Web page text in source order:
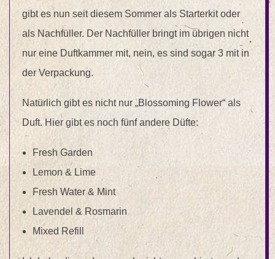
gibt es nun seit diesem Sommer als Starterkit oder
als Nachfüller. Der Nachfüller bringt im übrigen nicht
nur eine Duftkammer mit, nein, es sind sogar 3 mit in
der Verpackung.
Natürlich gibt es nicht nur „Blossoming Flower“ als
Duft. Hier gibt es noch fünf andere Düfte:
Fresh Garden
Lemon & Lime
Fresh Water & Mint
Lavendel & Rosmarin
Mixed Refill